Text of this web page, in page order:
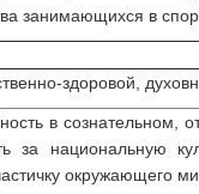
занимающихся в
здоровой,
в сознательном,
за национальную
окружающего